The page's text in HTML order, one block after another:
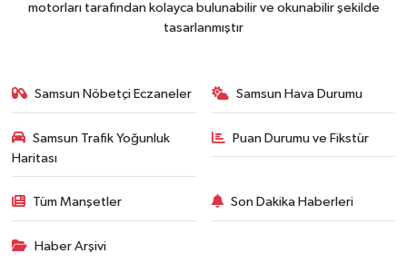
motorları tarafından kolayca bulunabilir ve okunabilir şekilde
tasarlanmıştır
Samsun Nöbetçi Eczaneler Samsun Hava Durumu
Samsun Trafik Yoğunluk
Haritası
Puan Durumu ve Fikstür
Tüm Manşetler Son Dakika Haberleri
Haber Arşivi